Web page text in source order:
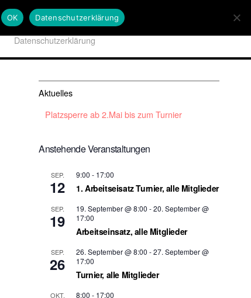
Datenschutzerklärung
Aktuelles
Platzsperre ab 2.Mai bis zum Turnier
Anstehende Veranstaltungen
SEP.
12
9:00 - 17:00
1. Arbeitseisatz Turnier, alle Mitglieder
SEP.
19
19. September @ 8:00 -20. September @
17:00
Arbeitseinsatz, alle Mitglieder
SEP.
26
26. September @ 8:00 -27. September @
17:00
Turnier, alle Mitglieder
OKT. 8:00 - 17:00
OK Datenschutzerklärung